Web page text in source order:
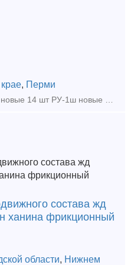
, Перми
состава жд
ханина фрикционный
области, Нижнем